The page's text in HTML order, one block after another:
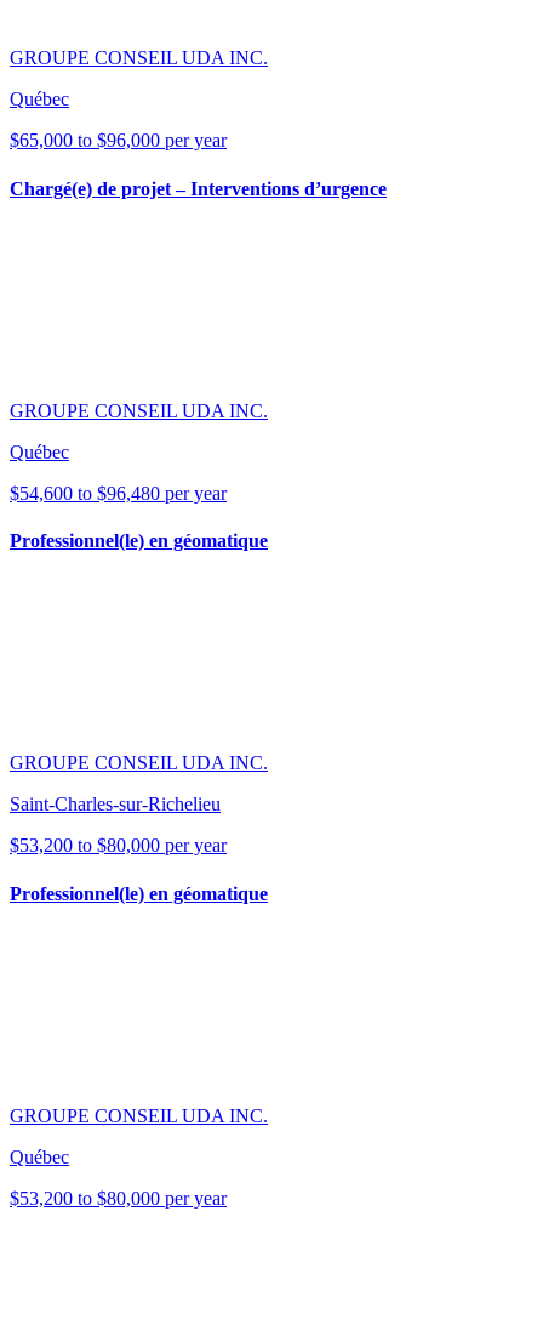
GROUPE CONSEIL UDA INC.
Québec
$65,000 to $96,000 per year
Chargé(e) de projet – Interventions d’urgence
GROUPE CONSEIL UDA INC.
Québec
$54,600 to $96,480 per year
Professionnel(le) en géomatique
GROUPE CONSEIL UDA INC.
Saint-Charles-sur-Richelieu
$53,200 to $80,000 per year
Professionnel(le) en géomatique
GROUPE CONSEIL UDA INC.
Québec
$53,200 to $80,000 per year